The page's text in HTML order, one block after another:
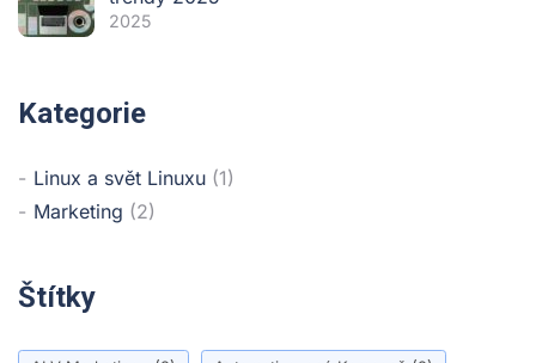
2025
Kategorie
Linux a svět Linuxu (1)
Marketing (2)
Štítky